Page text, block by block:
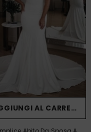
AL CARRELLO